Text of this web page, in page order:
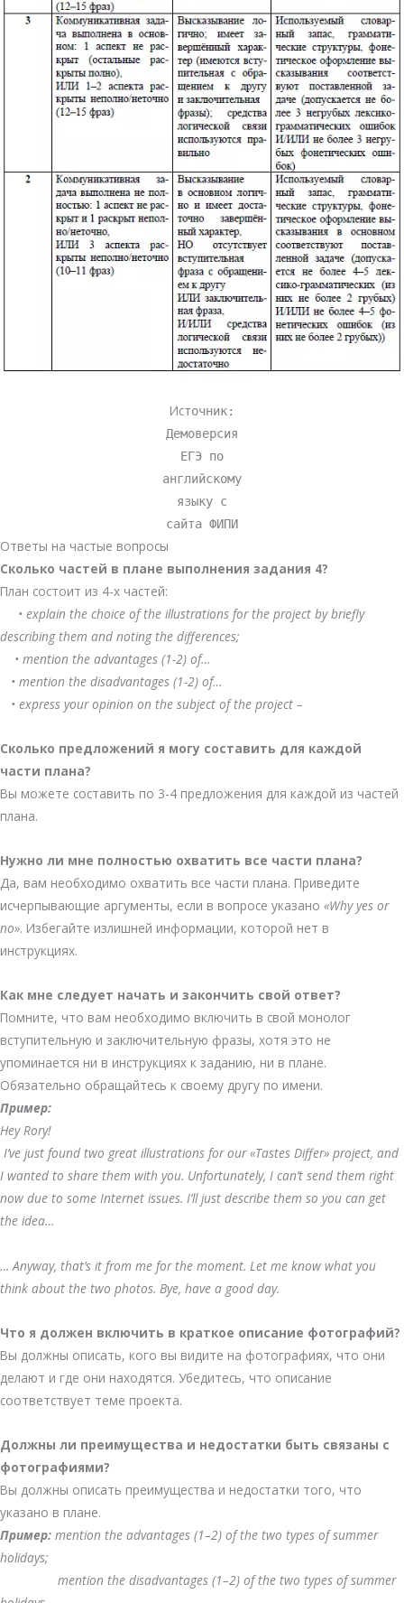
Источник:
Демоверсия
ЕГЭ по
английскому
языку с
сайта ФИПИ
Ответы на частые вопросы
Сколько частей в плане выполнения задания 4?
План состоит из 4-х частей:
• explain the choice of the illustrations for the project by briefly
describing them and noting the differences;
• mention the advantages (1-2) of…
• mention the disadvantages (1-2) of…
• express your opinion on the subject of the project –
Сколько предложений я могу составить для каждой
части плана?
Вы можете составить по 3-4 предложения для каждой из частей
плана.
Нужно ли мне полностью охватить все части плана?
Да, вам необходимо охватить все части плана. Приведите
исчерпывающие аргументы, если в вопросе указано «Why yes or
no». Избегайте излишней информации, которой нет в
инструкциях.
Как мне следует начать и закончить свой ответ?
Помните, что вам необходимо включить в свой монолог
вступительную и заключительную фразы, хотя это не
упоминается ни в инструкциях к заданию, ни в плане.
Обязательно обращайтесь к своему другу по имени.
Пример:
Hey Rory!
I’ve just found two great illustrations for our «Tastes Differ» project, and
I wanted to share them with you. Unfortunately, I can’t send them right
now due to some Internet issues. I’ll just describe them so you can get
the idea…
… Anyway, that’s it from me for the moment. Let me know what you
think about the two photos. Bye, have a good day.
Что я должен включить в краткое описание фотографий?
Вы должны описать, кого вы видите на фотографиях, что они
делают и где они находятся. Убедитесь, что описание
соответствует теме проекта.
Должны ли преимущества и недостатки быть связаны с
фотографиями?
Вы должны описать преимущества и недостатки того, что
указано в плане.
Пример: mention the advantages (1–2) of the two types of summer
holidays;
mention the disadvantages (1–2) of the two types of summer